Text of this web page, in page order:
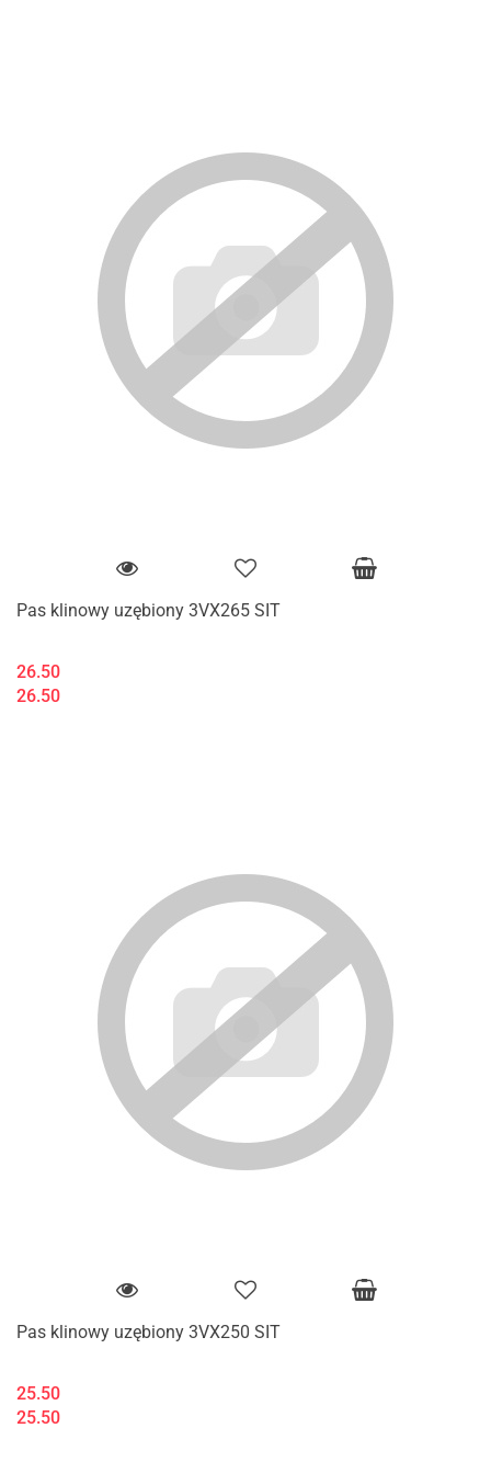
Pas klinowy uzębiony 3VX265 SIT
26.50
26.50
Pas klinowy uzębiony 3VX250 SIT
25.50
25.50